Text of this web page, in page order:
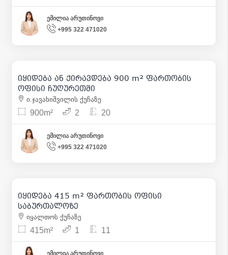
ემილია არუთინოვი
+995 322 471020
15
2 500 000 | m² 2 778
7 000
იყიდება ან ქირავდება 900 m² ფართობის
ოფისი ჩუღურეთში
ი.ჯავახიშვილის ქუჩაზე
900m² 2 20
ემილია არუთინოვი
+995 322 471020
15
550 000 | m² 1 325
იყიდება 415 m² ფართობის ოფისი
საბურთალოზე
იყალთოს ქუჩაზე
415m² 1 11
ემილია არუთინოვი